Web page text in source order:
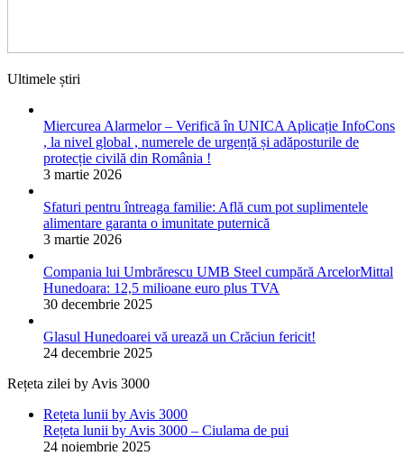
Ultimele știri
Miercurea Alarmelor – Verifică în UNICA Aplicație InfoCons
, la nivel global , numerele de urgență și adăposturile de
protecție civilă din România !
3 martie 2026
Sfaturi pentru întreaga familie: Află cum pot suplimentele
alimentare garanta o imunitate puternică
3 martie 2026
Compania lui Umbrărescu UMB Steel cumpără ArcelorMittal
Hunedoara: 12,5 milioane euro plus TVA
30 decembrie 2025
Glasul Hunedoarei vă urează un Crăciun fericit!
24 decembrie 2025
Rețeta zilei by Avis 3000
Rețeta lunii by Avis 3000
Rețeta lunii by Avis 3000 – Ciulama de pui
24 noiembrie 2025